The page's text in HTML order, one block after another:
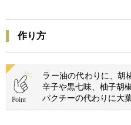
作り方
ラー油の代わりに、胡
辛子や黒七味、柚子胡
パクチーの代わりに大